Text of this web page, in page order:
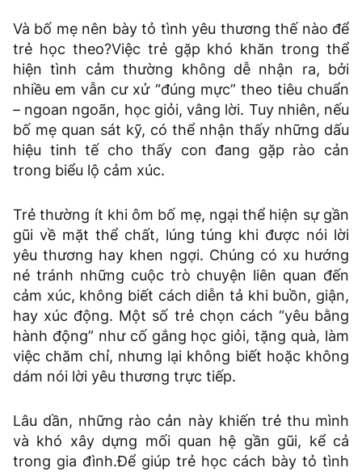
Và bố mẹ nên bày tỏ tình yêu thương thế nào để
trẻ học theo?Việc trẻ gặp khó khăn trong thể
hiện tình cảm thường không dễ nhận ra, bởi
nhiều em vẫn cư xử “đúng mực” theo tiêu chuẩn
– ngoan ngoãn, học giỏi, vâng lời. Tuy nhiên, nếu
bố mẹ quan sát kỹ, có thể nhận thấy những dấu
hiệu tinh tế cho thấy con đang gặp rào cản
trong biểu lộ cảm xúc.
Trẻ thường ít khi ôm bố mẹ, ngại thể hiện sự gần
gũi về mặt thể chất, lúng túng khi được nói lời
yêu thương hay khen ngợi. Chúng có xu hướng
né tránh những cuộc trò chuyện liên quan đến
cảm xúc, không biết cách diễn tả khi buồn, giận,
hay xúc động. Một số trẻ chọn cách “yêu bằng
hành động” như cố gắng học giỏi, tặng quà, làm
việc chăm chỉ, nhưng lại không biết hoặc không
dám nói lời yêu thương trực tiếp.
Lâu dần, những rào cản này khiến trẻ thu mình
và khó xây dựng mối quan hệ gần gũi, kể cả
trong gia đình.Để giúp trẻ học cách bày tỏ tình